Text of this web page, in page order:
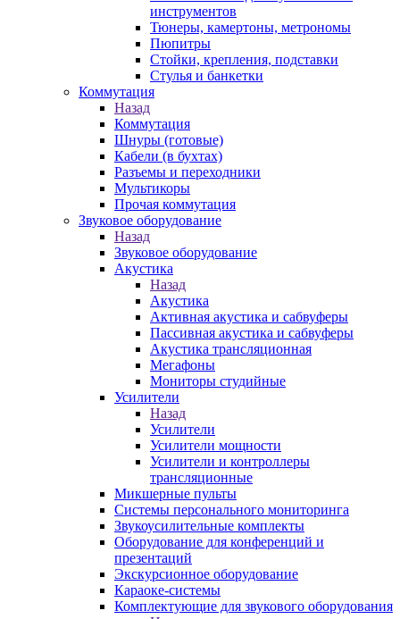
инструментов
Тюнеры, камертоны, метрономы
Пюпитры
Стойки, крепления, подставки
Стулья и банкетки
Коммутация
Назад
Коммутация
Шнуры (готовые)
Кабели (в бухтах)
Разъемы и переходники
Мультикоры
Прочая коммутация
Звуковое оборудование
Назад
Звуковое оборудование
Акустика
Назад
Акустика
Активная акустика и сабвуферы
Пассивная акустика и сабвуферы
Акустика трансляционная
Мегафоны
Мониторы студийные
Усилители
Назад
Усилители
Усилители мощности
Усилители и контроллеры
трансляционные
Микшерные пульты
Системы персонального мониторинга
Звукоусилительные комплекты
Оборудование для конференций и
презентаций
Экскурсионное оборудование
Караоке-системы
Комплектующие для звукового оборудования